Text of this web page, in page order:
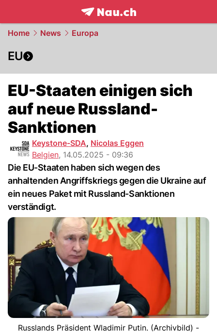
frontpage.NAU.ch
Home News Europa
EU
EU-Staaten einigen sich
auf neue Russland-
Sanktionen
Keystone-SDA, Nicolas Eggen
Belgien, 14.05.2025 - 09:36
Die EU-Staaten haben sich wegen des
anhaltenden Angriffskriegs gegen die Ukraine auf
ein neues Paket mit Russland-Sanktionen
verständigt.
Russlands Präsident Wladimir Putin. (Archivbild) -